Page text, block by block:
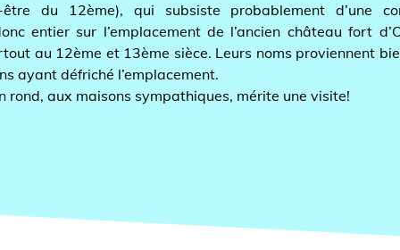
12ème), qui subsiste probablement d’une
sur l’emplacement de l’ancien château fort
12ème et 13ème sièce. Leurs noms proviennent bien
défriché l’emplacement.
aux maisons sympathiques, mérite une visite!